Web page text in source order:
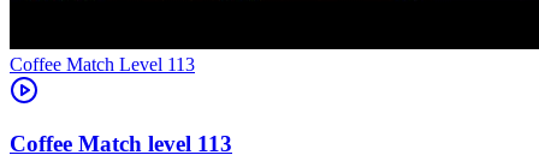
Level 113
113